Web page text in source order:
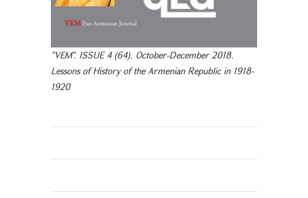
"VEM". ISSUE 4 (64). October-December 2018.
Lessons of History of the Armenian Republic in 1918-
1920